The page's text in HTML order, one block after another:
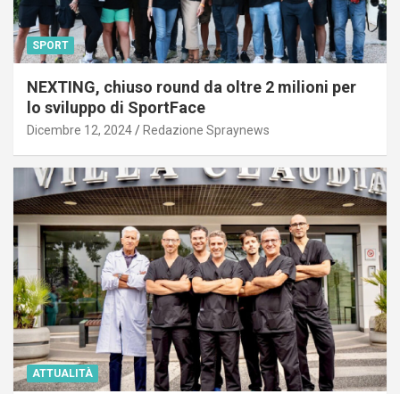
SPORT
NEXTING, chiuso round da oltre 2 milioni per
lo sviluppo di SportFace
Dicembre 12, 2024 Redazione Spraynews
ATTUALITÀ